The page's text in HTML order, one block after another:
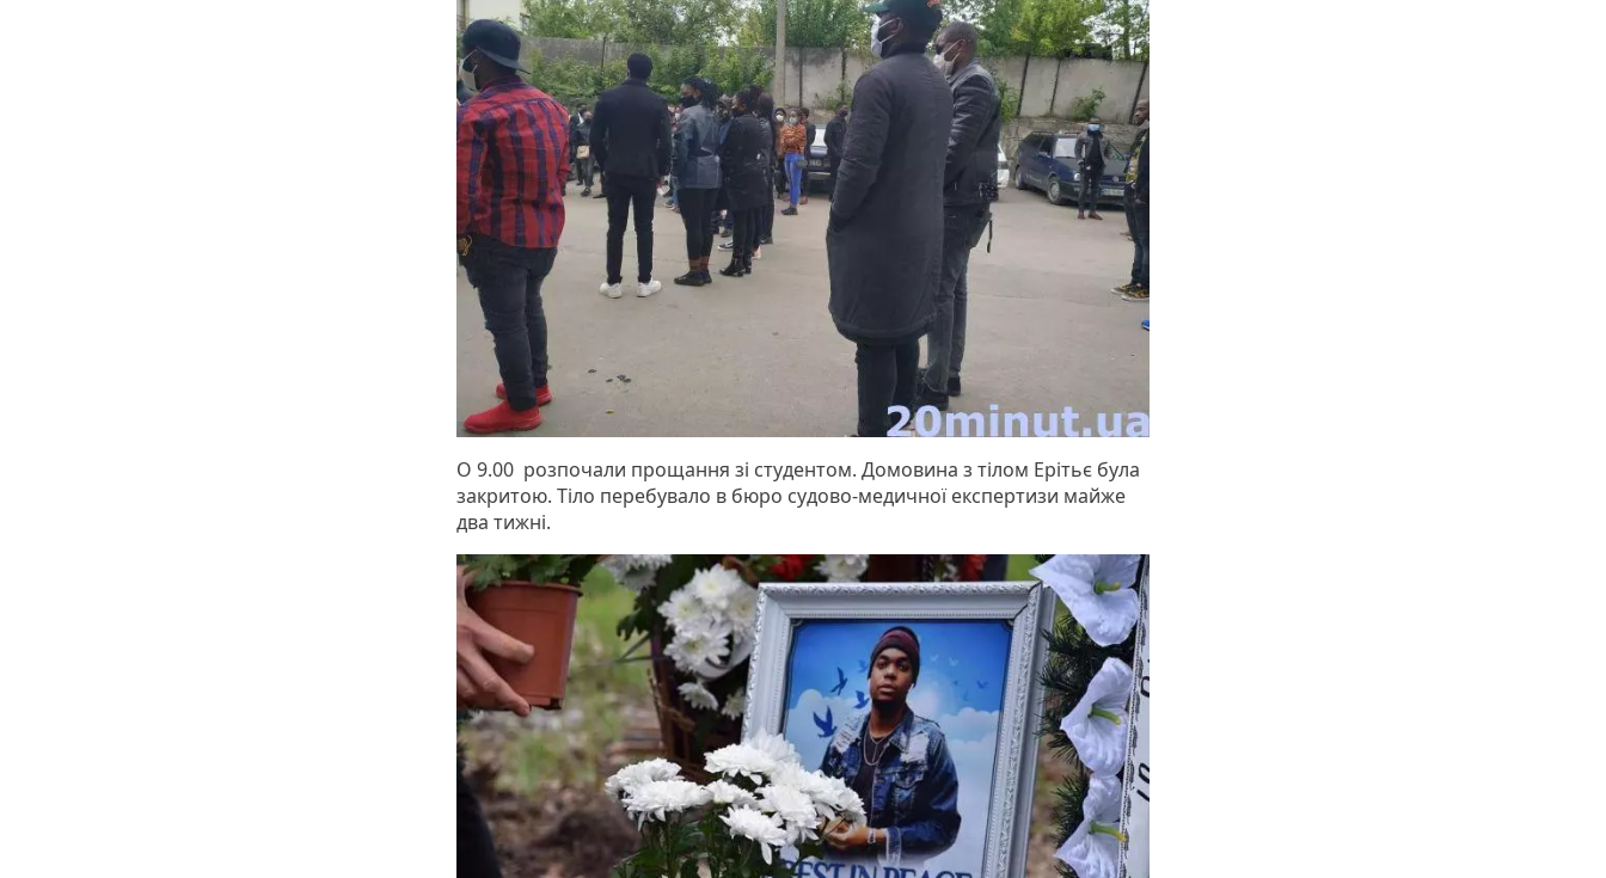
О 9.00 розпочали прощання зі студентом. Домовина з тілом Ерітьє була
закритою. Тіло перебувало в бюро судово-медичної експертизи майже
два тижні.